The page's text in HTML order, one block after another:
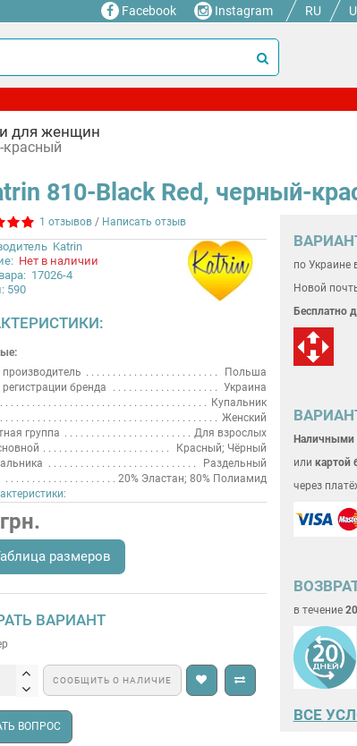
Facebook Instagram RU
для женщин
красный
810-Black Red, черный-
1 отзывов / Написать отзыв
Katrin
Нет в наличии
17026-4
590
Польша
бренда
Украина
Купальник
Женский
группа
Для взрослых
Красный; Чёрный
Раздельный
20% Эластан; 80% Полиамид
размеров
ВАРИАНТ
СООБЩИТЬ О НАЛИЧИЕ
ВОПРОС
по Украине
Новой
Бесплатно
Наличными
или картой
через
в течение 20
ВСЕ